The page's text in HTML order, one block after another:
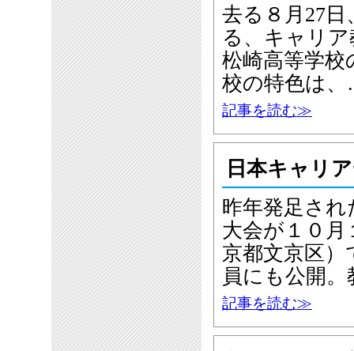
去る８月27
る、キャリ
松崎高等学校
校の特色は
記事を読む≫
日本キャリ
昨年発足さ
大会が１０月
京都文京区
員にも公開
記事を読む≫